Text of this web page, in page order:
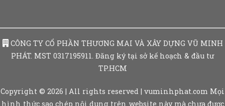
CÔNG TY CỔ PHẦN THƯƠNG MAI VÀ XÂY DỰNG VŨ MINH
PHÁT. MST 0317195911. Đăng ký tại sở kế hoạch & đầu tư
TP.HCM
Copyright © 2026 | All rights reserved | vuminhphat.com Mọi
hình thức sao chép nội dung trên website này mà chưa được